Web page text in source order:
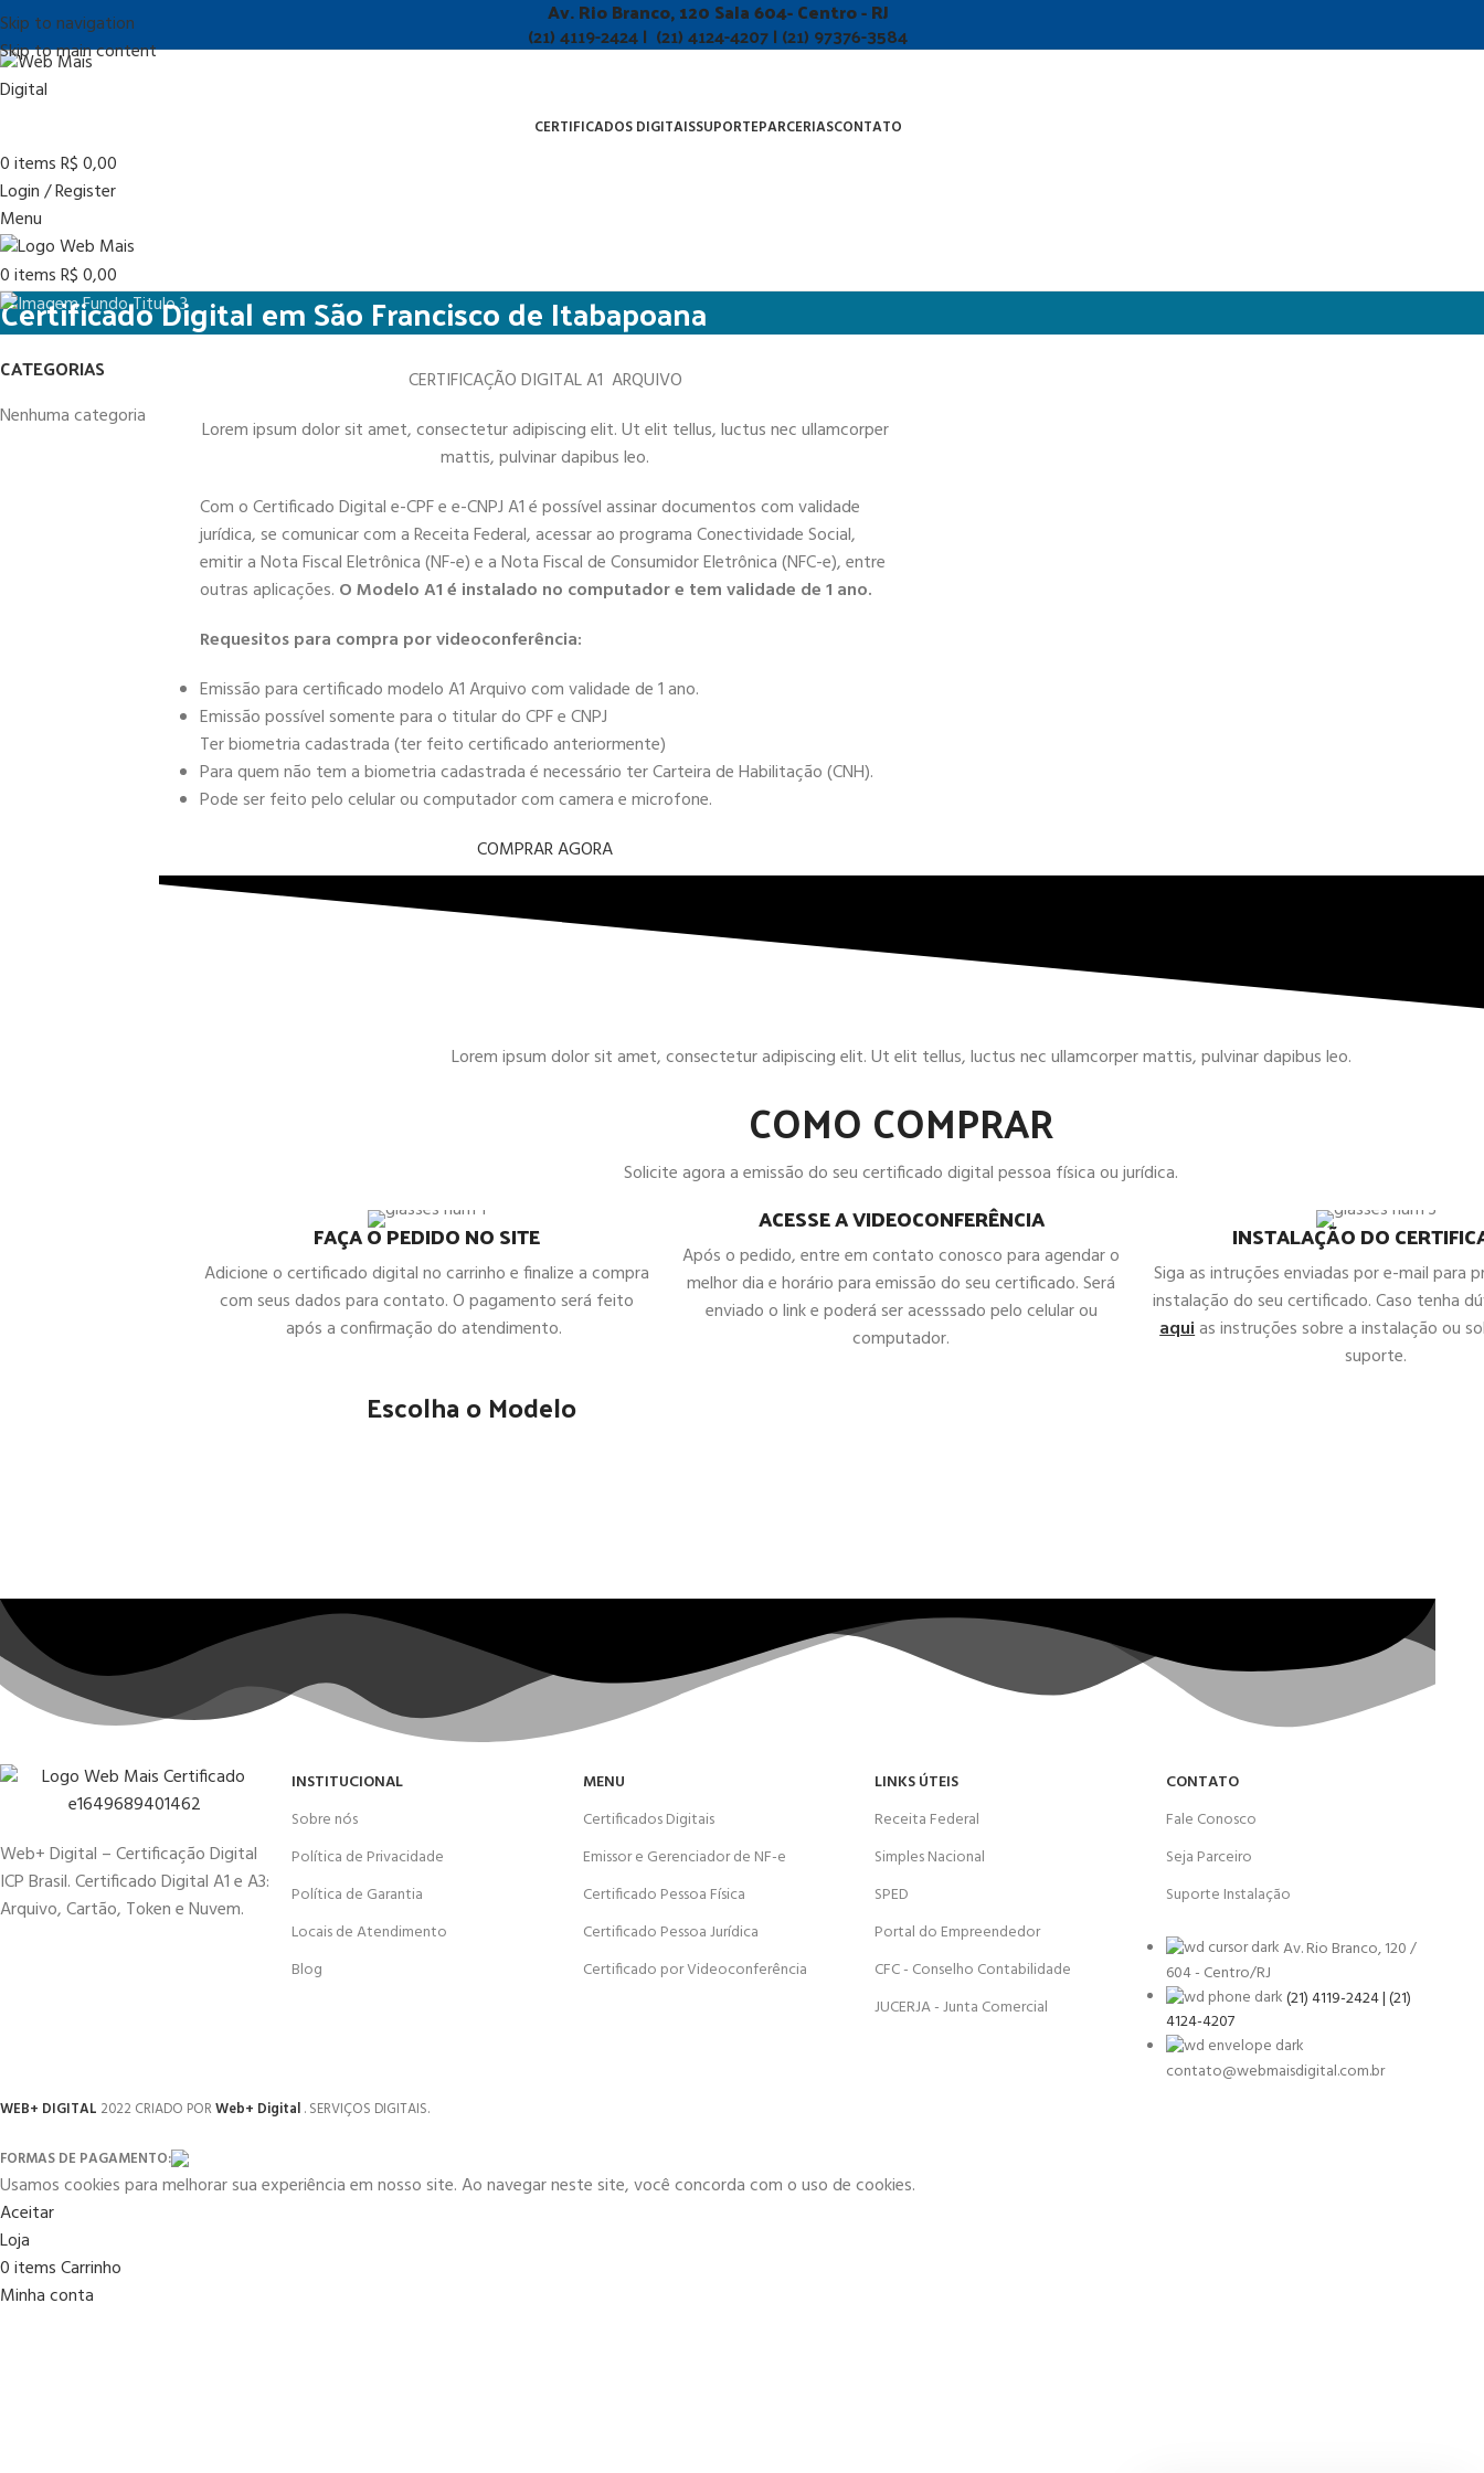
Skip to navigation
Skip to main content
Av. Rio Branco, 120 Sala 604- Centro - RJ
(21) 4119-2424 | (21) 4124-4207 | (21) 97376-3584
CERTIFICADOS DIGITAISSUPORTEPARCERIASCONTATO
0itemsR$0,00
Login / Register
Menu
0itemsR$0,00
Certificado Digital em São Francisco de Itabapoana
CATEGORIAS
Nenhuma categoria
CERTIFICAÇÃO DIGITAL A1 ARQUIVO
Lorem ipsum dolor sit amet, consectetur adipiscing elit. Ut elit tellus, luctus nec ullamcorper
mattis, pulvinar dapibus leo.
Com o Certificado Digital e-CPF e e-CNPJ A1 é possível assinar documentos com validade
jurídica, se comunicar com a Receita Federal, acessar ao programa Conectividade Social,
emitir a Nota Fiscal Eletrônica (NF-e) e a Nota Fiscal de Consumidor Eletrônica (NFC-e), entre
outras aplicações. O Modelo A1 é instalado no computador e tem validade de 1 ano.
Requesitos para compra por videoconferência:
Emissão para certificado modelo A1 Arquivo com validade de 1 ano.
Emissão possível somente para o titular do CPF e CNPJ
Ter biometria cadastrada (ter feito certificado anteriormente)
Para quem não tem a biometria cadastrada é necessário ter Carteira de Habilitação (CNH).
Pode ser feito pelo celular ou computador com camera e microfone.
COMPRAR AGORA
Lorem ipsum dolor sit amet, consectetur adipiscing elit. Ut elit tellus, luctus nec ullamcorper mattis, pulvinar dapibus leo.
COMO COMPRAR
Solicite agora a emissão do seu certificado digital pessoa física ou jurídica.
FAÇA O PEDIDO NO SITE
Adicione o certificado digital no carrinho e finalize a compra
com seus dados para contato. O pagamento será feito
após a confirmação do atendimento.
ACESSE A VIDEOCONFERÊNCIA
Após o pedido, entre em contato conosco para agendar o
melhor dia e horário para emissão do seu certificado. Será
enviado o link e poderá ser acesssado pelo celular ou
computador.
INSTALAÇÃO DO
Siga as intruções enviadas por e-mail para
instalação do seu certificado. Caso tenha
aquias instruções sobre a instalação ou
suporte.
Escolha o Modelo
Web+ Digital – Certificação Digital
ICP Brasil. Certificado Digital A1 e A3:
Arquivo, Cartão, Token e Nuvem.
INSTITUCIONAL
Sobre nós
Política de Privacidade
Política de Garantia
Locais de Atendimento
Blog
MENU
Certificados Digitais
Emissor e Gerenciador de NF-e
Certificado Pessoa Física
Certificado Pessoa Jurídica
Certificado por Videoconferência
LINKS ÚTEIS
Receita Federal
Simples Nacional
SPED
Portal do Empreendedor
CFC - Conselho Contabilidade
JUCERJA - Junta Comercial
CONTATO
Fale Conosco
Seja Parceiro
Suporte Instalação
Av. Rio Branco, 120 /
604 - Centro/RJ
(21) 4119-2424 | (21)
4124-4207
contato@webmaisdigital.com.br
WEB+ DIGITAL 2022 CRIADO PORWeb+ Digital. SERVIÇOS DIGITAIS.
FORMAS DE PAGAMENTO:
Usamos cookies para melhorar sua experiência em nosso site. Ao navegar neste site, você concorda com o uso de cookies.
Aceitar
Loja
0itemsCarrinho
Minha conta